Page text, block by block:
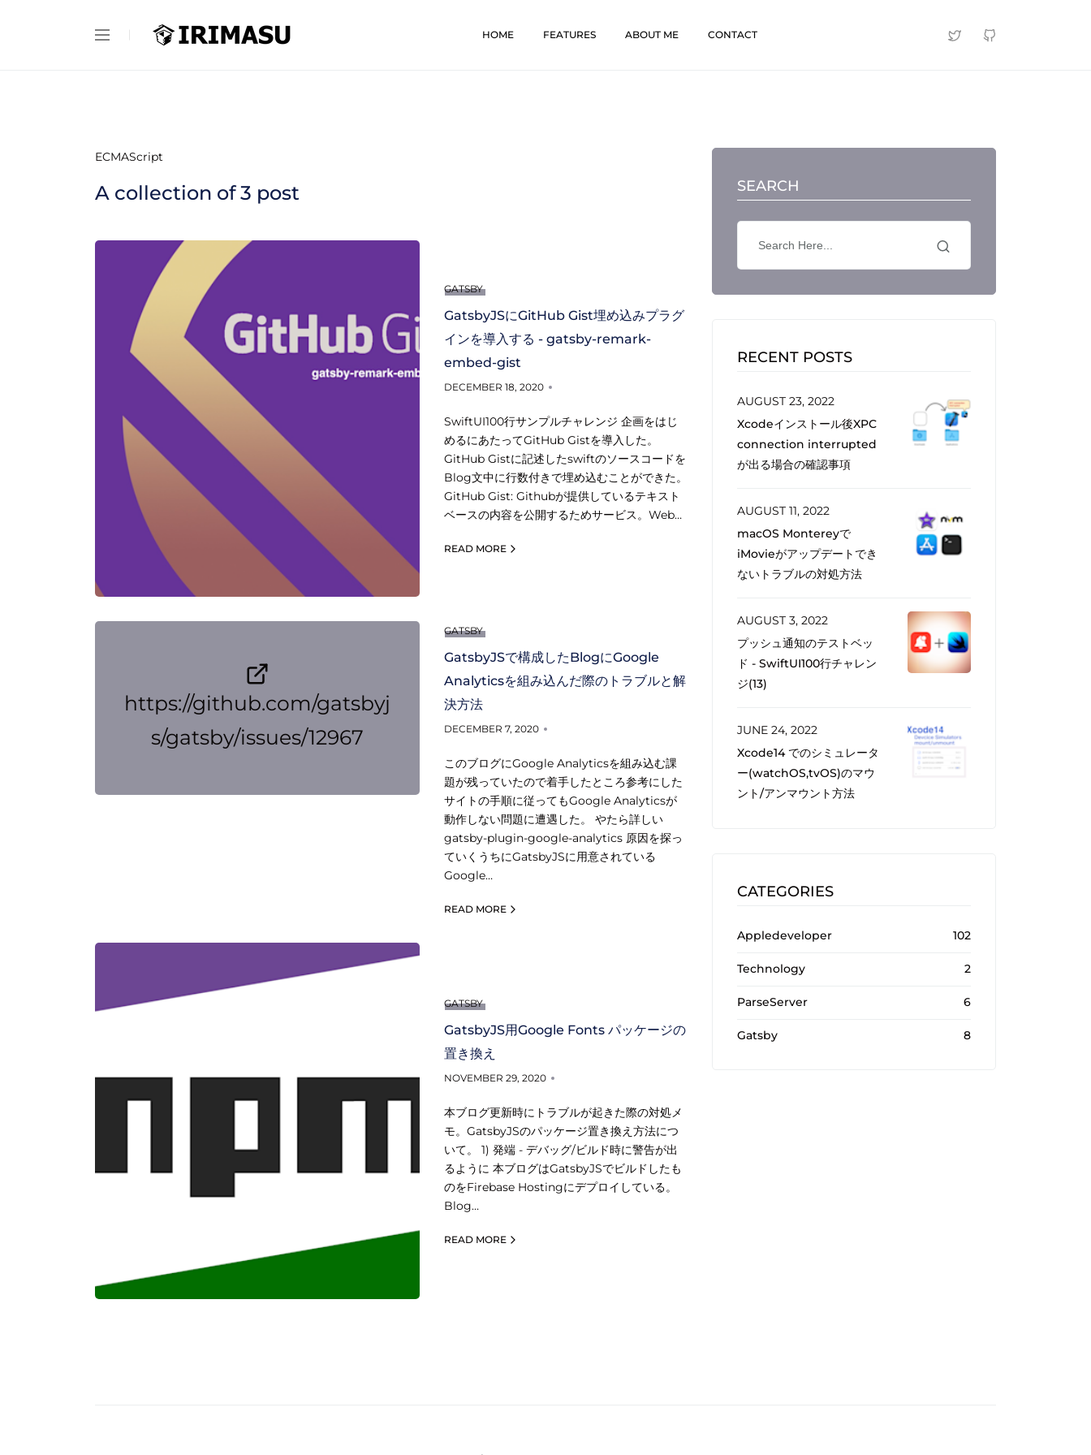
HOME FEATURES ABOUT ME CONTACT
ECMAScript
A collection of3 post
GATSBY
GatsbyJSにGitHub Gist埋め込みプラグ
インを導入する - gatsby-remark-
embed-gist
DECEMBER 18, 2020
SwiftUI100行サンプルチャレンジ 企画をはじ
めるにあたってGitHub Gistを導入した。
GitHub Gistに記述したswiftのソースコードを
Blog文中に行数付きで埋め込むことができた。
GitHub Gist: Githubが提供しているテキスト
ベースの内容を公開するためサービス。Web…
READ MORE
https://github.com/gatsbyj
s/gatsby/issues/12967
GATSBY
GatsbyJSで構成したBlogにGoogle
Analyticsを組み込んだ際のトラブルと解
決方法
DECEMBER 7, 2020
このブログにGoogle Analyticsを組み込む課
題が残っていたので着手したところ参考にした
サイトの手順に従ってもGoogle Analyticsが
動作しない問題に遭遇した。 やたら詳しい
gatsby-plugin-google-analytics 原因を探っ
ていくうちにGatsbyJSに用意されている
Google…
READ MORE
GATSBY
GatsbyJS用Google Fonts パッケージの
置き換え
NOVEMBER 29, 2020
本ブログ更新時にトラブルが起きた際の対処メ
モ。GatsbyJSのパッケージ置き換え方法につ
いて。 1) 発端 - デバッグ/ビルド時に警告が出
るように 本ブログはGatsbyJSでビルドしたも
のをFirebase Hostingにデプロイしている。
Blog…
READ MORE
SEARCH
RECENT POSTS
AUGUST 23, 2022
Xcodeインストール後XPC
connection interrupted
が出る場合の確認事項
AUGUST 11, 2022
macOS Montereyで
iMovieがアップデートでき
ないトラブルの対処方法
AUGUST 3, 2022
プッシュ通知のテストベッ
ド - SwiftUI100行チャレン
ジ(13)
JUNE 24, 2022
Xcode14 でのシミュレータ
ー(watchOS,tvOS)のマウ
ント/アンマウント方法
CATEGORIES
Appledeveloper 102
Technology 2
ParseServer 6
Gatsby 8